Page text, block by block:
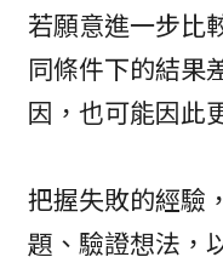
若願意進一步比
同條件下的結果
因，也可能因此
把握失敗的經驗
題、驗證想法，